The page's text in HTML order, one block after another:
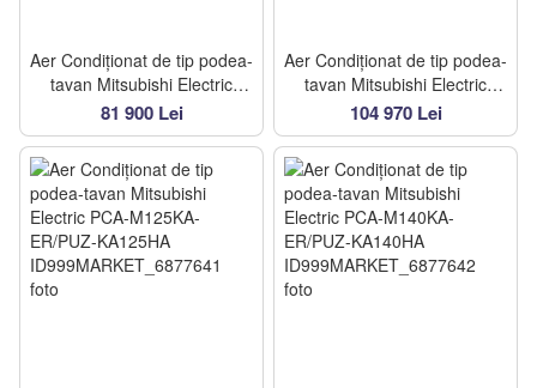
Aer Condiționat de tip podea-
tavan Mitsubishi Electric
PCA-M71KA-ER/SUZ-
KA71VA
81 900 Lei
Aer Condiționat de tip podea-
tavan Mitsubishi Electric
PCA-M100KA-ER/PUZ-
KA100HA
104 970 Lei